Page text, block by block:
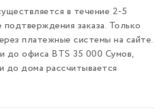
в течение 2-5
заказа. Только
платежные системы на сайте.
до офиса BTS 35 000 Сумов,
до дома рассчитывается